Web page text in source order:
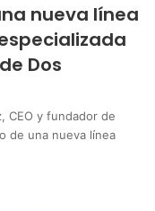
nueva línea
Dos
CEO y fundador de
de una nueva línea